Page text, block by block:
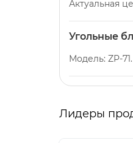
Актуальная
Угольные
Модель: ZP-
Лидеры